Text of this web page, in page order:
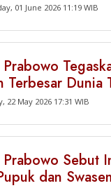
01 June 2026 11:19 WIB
Terbesar Dunia
22 May 2026 17:31 WIB
Sebut
dan